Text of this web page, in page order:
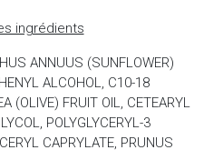
ingrédients
ANNUUS (SUNFLOWER)
ALCOHOL, C10-18
(OLIVE) FRUIT OIL, CETEARYL
POLYGLYCERYL-3
CAPRYLATE, PRUNUS